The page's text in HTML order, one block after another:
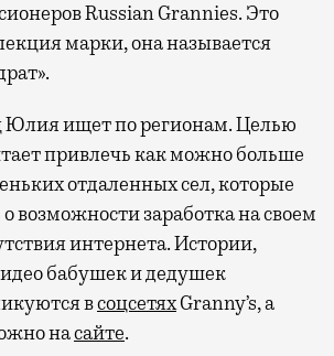
Russian Grannies. Это
марки, она называется
Юлия ищет по регионам. Целью
привлечь как можно больше
отдаленных сел, которые
возможности заработка на своем
интернета. Истории,
бабушек и дедушек
всоцсетяхGranny’s, а
насайте.